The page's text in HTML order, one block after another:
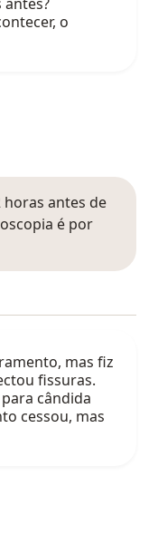
o
horas antes de
é por
mas fiz
fissuras.
cândida
cessou, mas